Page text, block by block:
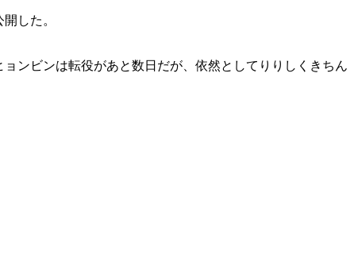
した。
ンビンは転役があと数日だが、依然としてりりしくきちん